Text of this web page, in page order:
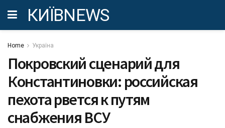
КИЇВNEWS
Home Україна
Покровский сценарий для
Константиновки: российская
пехота рвется к путям
снабжения ВСУ